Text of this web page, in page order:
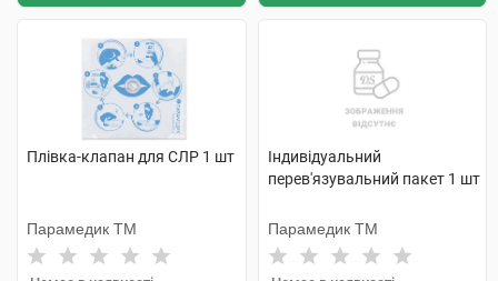
Плівка-клапан для СЛР 1 шт
Парамедик ТМ
Індивідуальний
перев'язувальний пакет 1 шт
Парамедик ТМ